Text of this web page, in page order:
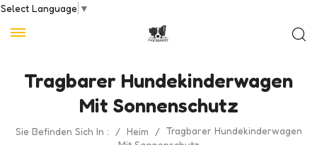
Select Language ▼
Tragbarer Hundekinderwagen
Mit Sonnenschutz
Sie Befinden Sich In : / Heim / Tragbarer Hundekinderwagen